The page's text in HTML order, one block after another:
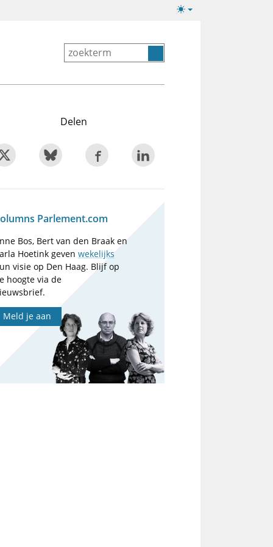
Lichte/donkere
Delen
Parlement.com
Bos, Bert van den Braak en
Hoetink gevenwekelijks
visie op Den Haag. Blijf op
hoogte via de
Meld je aan